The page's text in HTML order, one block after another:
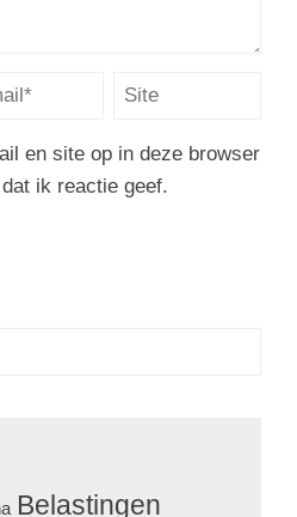
en site op in deze browser
ik reactie geef.
Belastingen